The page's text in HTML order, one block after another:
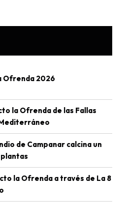
Ofrenda 2026
la Ofrenda de las Fallas
de Campanar calcina un
la Ofrenda a través de La 8